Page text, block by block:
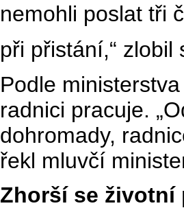
nemohli poslat tři
při přistání,“ zlobil
Podle
radnici pracuje.
dohromady,
řekl mluvčí
Zhorší se životní